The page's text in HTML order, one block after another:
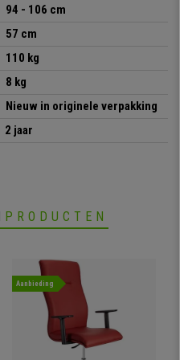
94 - 106 cm
57 cm
110 kg
8 kg
Nieuw in originele verpakking
2 jaar
PRODUCTEN
Aanbieding